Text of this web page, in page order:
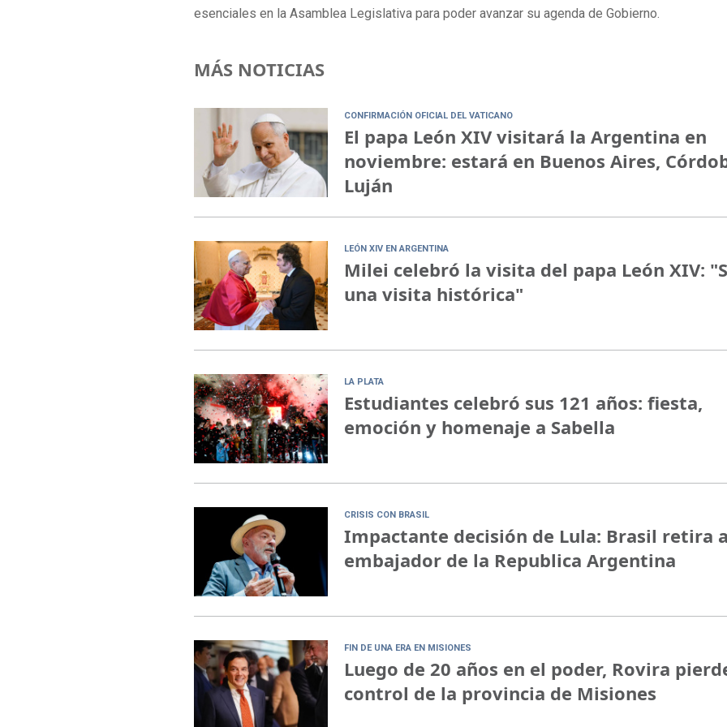
esenciales en la Asamblea Legislativa para poder avanzar su agenda de Gobierno.
MÁS NOTICIAS
CONFIRMACIÓN OFICIAL DEL VATICANO
El papa León XIV visitará la Argentina en
noviembre: estará en Buenos Aires,
Luján
LEÓN XIV EN ARGENTINA
Milei celebró la visita del papa León XIV:
una visita histórica"
LA PLATA
Estudiantes celebró sus 121 años: fiesta,
emoción y homenaje a Sabella
CRISIS CON BRASIL
Impactante decisión de Lula: Brasil retira
embajador de la Republica Argentina
FIN DE UNA ERA EN MISIONES
Luego de 20 años en el poder, Rovira
control de la provincia de Misiones